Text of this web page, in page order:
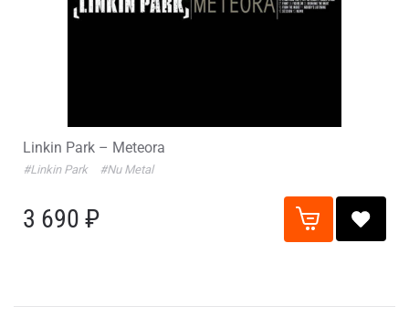
Linkin Park – Meteora
#Linkin Park #Nu Metal
3 690 ₽